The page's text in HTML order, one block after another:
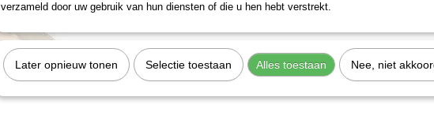
verzameld door uw gebruik van hun diensten of die u hen hebt verstrekt.
Later opnieuw tonen Selectie toestaan Alles toestaan Nee, niet